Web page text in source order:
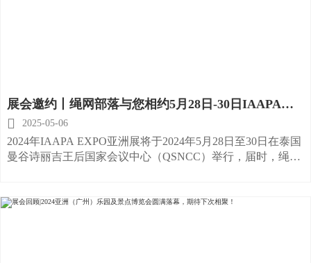
展会邀约丨绳网部落与您相约5月28日-30日IAAPA
Asia Expo 2024泰国展
 2025-05-06
2024年IAAPA EXPO亚洲展将于2024年5月28日至30日在泰国
曼谷诗丽吉王后国家会议中心（QSNCC）举行，届时，绳网